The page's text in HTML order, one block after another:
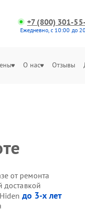
+7 (800) 301-
Ежедневно, с 10:00 до
О нас Отзывы
от ремонта
доставкой
до 3-х лет